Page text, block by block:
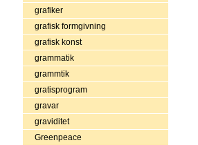
grafiker
grafisk formgivning
grafisk konst
grammatik
grammtik
gratisprogram
gravar
graviditet
Greenpeace